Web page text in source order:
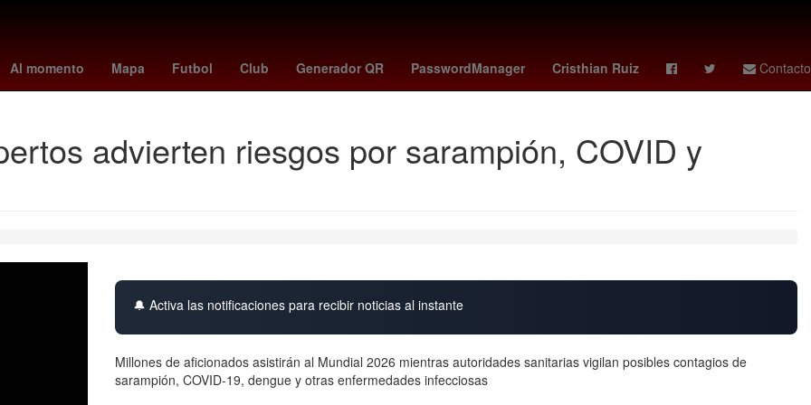
Al momento Mapa Futbol Club Generador QR PasswordManager Cristhian Ruiz Contacto
2023 costco torreon unión - lanús regreso a clases 2025 acuerdo Idioma francés Erick Pulgar ranking fifa Brasil
advierten riesgos por sarampión, COVID y
🔔 Activa las notificaciones para recibir noticias al instante
Millones de aficionados asistirán al Mundial 2026 mientras autoridades sanitarias vigilan posibles contagios de
sarampión, COVID-19, dengue y otras enfermedades infecciosas